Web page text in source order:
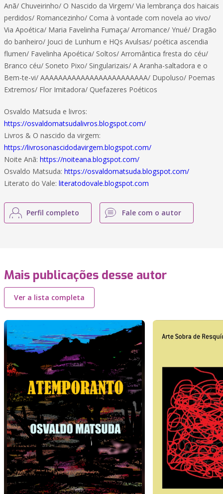
Anã/ Chuveirinho/ O Nascido da Virgem/ Via lembrança dos haicais
perdidos/ Romancezinho/ Coma à vontade com novela ao vivo/
Via Apoética/ Maria Favelinha Fumaça/ Arromance/ Ynué/ Dragão
do banheiro/ Jouci de Lunhum e HQs Avulsas/ poética ascendia
flumen/ Favelinha Apoética/ Soltos/ Arromântica fresta do céu/
Branco céu/ Soneto Pixo/ Singularizais/ A Aranha-saltadora e o
Bem-te-vi/ AAAAAAAAAAAAAAAAAAAAAAAA/ Dupoluso/ Poemas
Extremos/ Flor Imitadora/ Quefazeres Poéticos
Osvaldo Matsuda e livros:
https://osvaldomatsudalivros.blogspot.com/
Livros & O nascido da virgem:
https://livrosonascidodavirgem.blogspot.com/
Noite Anã: https://noiteana.blogspot.com/
Osvaldo Matsuda: https://osvaldomatsuda.blogspot.com/
Literato do Vale: literatodovale.blogspot.com
Perfil completo Fale com o autor
Mais publicações desse autor
Ver a lista completa